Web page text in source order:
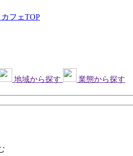
フェTOP
地域から探す
業態から探す